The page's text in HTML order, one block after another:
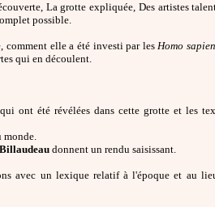
La grotte expliquée, Des artistes
possible.
comment elle a été investi par lesHomo
qui en découlent.
ont été révélées dans cette grotte et les
monde.
donnent un rendu saisissant.
avec un lexique relatif à l'époque et au